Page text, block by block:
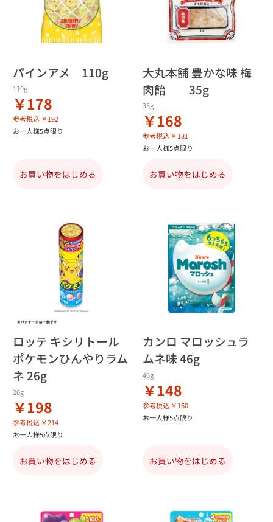
パインアメ 110g
110g
￥178
参考税込 ￥192
お一人様5点限り
お買い物をはじめる
大丸本舗 豊かな味 梅
肉飴 35g
35g
￥168
参考税込 ￥181
お一人様5点限り
お買い物をはじめる
ロッテ キシリトール
ポケモンひんやりラム
ネ 26g
26g
￥198
参考税込 ￥214
お一人様5点限り
お買い物をはじめる
カンロ マロッシュラ
ムネ味 46g
46g
￥148
参考税込 ￥160
お一人様5点限り
お買い物をはじめる